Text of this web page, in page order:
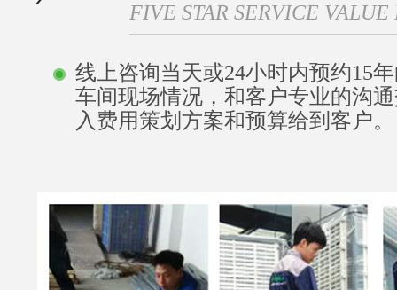
FIVE STAR SERVICE
线上咨询当天或24小时内预约15
车间现场情况，和客户专业的沟
入费用策划方案和预算给到客户。